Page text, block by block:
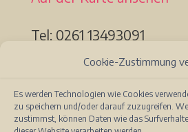
Cookie-Zustimmung
Es werden Technologien wie Cookies
zu speichern und/oder darauf zuzugreifen.
zustimmst, können Daten wie das
Tel: 0261 13493091
Löhrstr. 91a
Auf der Karte ansehen